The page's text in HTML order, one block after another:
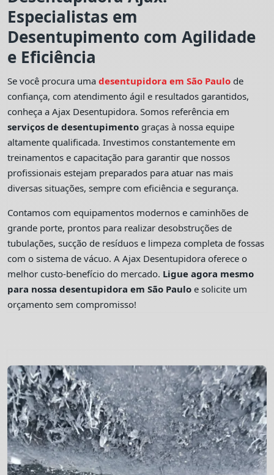
Especialistas em
Desentupimento com Agilidade
e Eficiência
Se você procura umadesentupidora em São Paulo de
confiança, com atendimento ágil e resultados garantidos,
conheça a Ajax Desentupidora. Somos referência em
serviços de desentupimento graças à nossa equipe
altamente qualificada. Investimos constantemente em
treinamentos e capacitação para garantir que nossos
profissionais estejam preparados para atuar nas mais
diversas situações, sempre com eficiência e segurança.
Contamos com equipamentos modernos e caminhões de
grande porte, prontos para realizar desobstruções de
tubulações, sucção de resíduos e limpeza completa de fossas
com o sistema de vácuo. A Ajax Desentupidora oferece o
melhor custo-benefício do mercado. Ligue agora mesmo
para nossa desentupidora em São Paulo e solicite um
orçamento sem compromisso!